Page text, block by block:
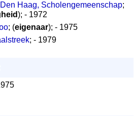
Haag, Scholengemeenschap;
); - 1972
; (eigenaar); - 1975
; - 1979